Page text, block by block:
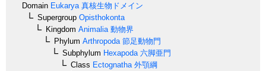
Domain Eukarya 真核生物ドメイン
Supergroup Opisthokonta
Kingdom Animalia 動物界
Phylum Arthropoda 節足動物門
Subphylum Hexapoda 六脚亜門
Class Ectognatha 外顎綱